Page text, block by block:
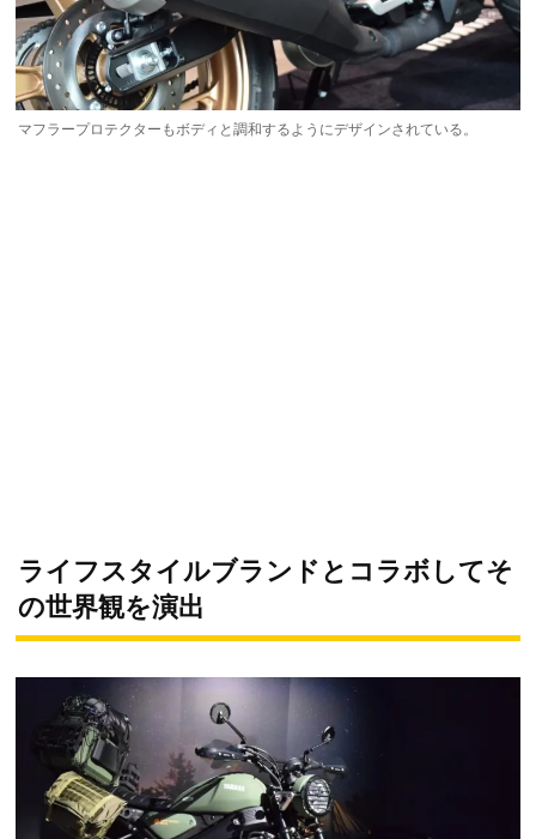
マフラープロテクターもボディと調和するようにデザインされている。
ライフスタイルブランドとコラボしてそ
の世界観を演出